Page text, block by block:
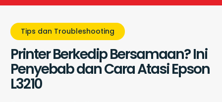
Tips dan Troubleshooting
Printer Berkedip Bersamaan? Ini
Penyebab dan Cara Atasi Epson
L3210